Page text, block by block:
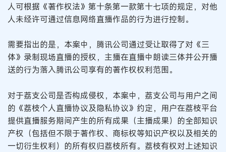
人可根据《著作权法》第十条第一款第十七项的规定，对他
人未经许可通过信息网络直播作品的行为进行控制。
需要指出的是，本案中，腾讯公司通过受让取得了对《三
体》录制现场直播的授权，主播在直播中朗读三体并公开播
送的行为落入腾讯公司享有的著作权权利范围。
对于荔支公司是否构成侵权，本案中，荔支公司与用户之间
的《荔枝个人直播协议及隐私协议》约定，用户在荔枝平台
提供直播服务期间产生的所有成果（主播成果）的全部知识
产权（包括但不限于著作权、商标权等知识产权以及相关的
一切衍生权利）的所有权归荔枝所有。荔枝有权对上述知识